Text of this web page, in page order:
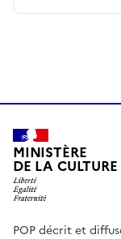
MINISTÈRE
DE LA CULTURE
POP décrit et